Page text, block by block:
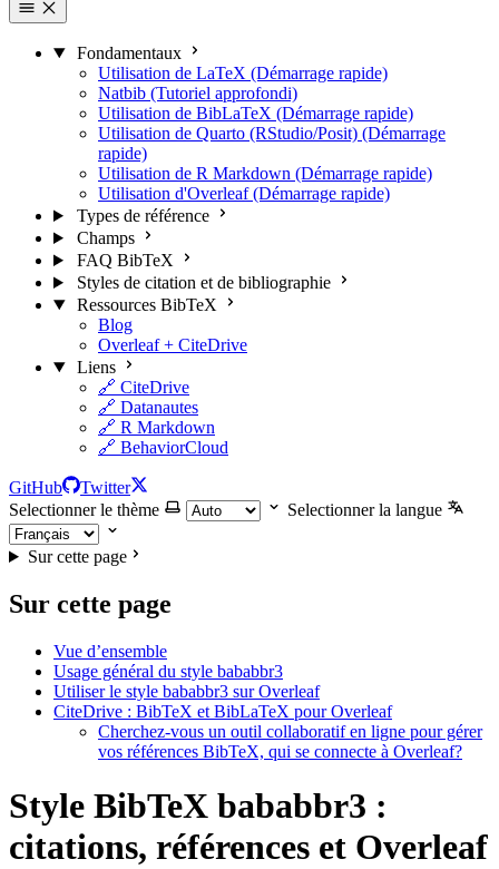
Fondamentaux
Utilisation de LaTeX (Démarrage rapide)
Natbib (Tutoriel approfondi)
Utilisation de BibLaTeX (Démarrage rapide)
Utilisation de Quarto (RStudio/Posit) (Démarrage
rapide)
Utilisation de R Markdown (Démarrage rapide)
Utilisation d'Overleaf (Démarrage rapide)
Types de référence
Champs
FAQ BibTeX
Styles de citation et de bibliographie
Ressources BibTeX
Blog
Overleaf + CiteDrive
Liens
🔗 CiteDrive
🔗 Datanautes
🔗 R Markdown
🔗 BehaviorCloud
GitHub
Twitter
Selectionner le thème
Selectionner la langue
Sur cette page
Sur cette page
Vue d’ensemble
Usage général du style bababbr3
Utiliser le style bababbr3 sur Overleaf
CiteDrive : BibTeX et BibLaTeX pour Overleaf
Cherchez-vous un outil collaboratif en ligne pour gérer
vos références BibTeX, qui se connecte à Overleaf?
Style BibTeX bababbr3 :
citations, références et Overleaf